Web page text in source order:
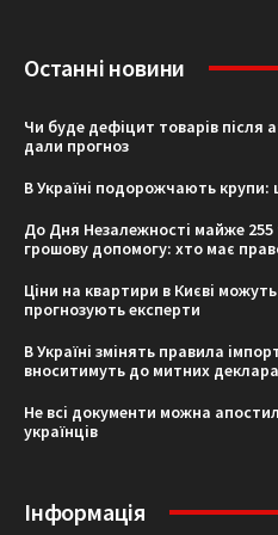
Останні новини
Чи буде дефіцит товарів після
дали прогноз
В Україні подорожчають крупи:
До Дня Незалежності майже
грошову допомогу: хто має
Ціни на квартири в Києві
прогнозують експерти
В Україні змінять правила
вноситимуть до митних
Не всі документи можна
українців
Інформація